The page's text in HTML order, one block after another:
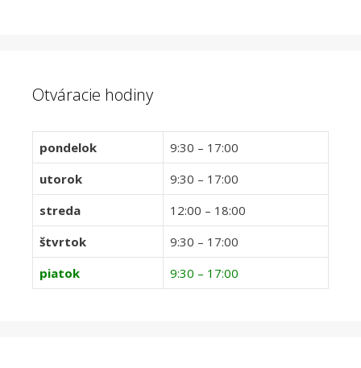
Otváracie hodiny
pondelok
9:30 – 17:00
utorok
9:30 – 17:00
streda
12:00 – 18:00
štvrtok
9:30 – 17:00
piatok
9:30 – 17:00